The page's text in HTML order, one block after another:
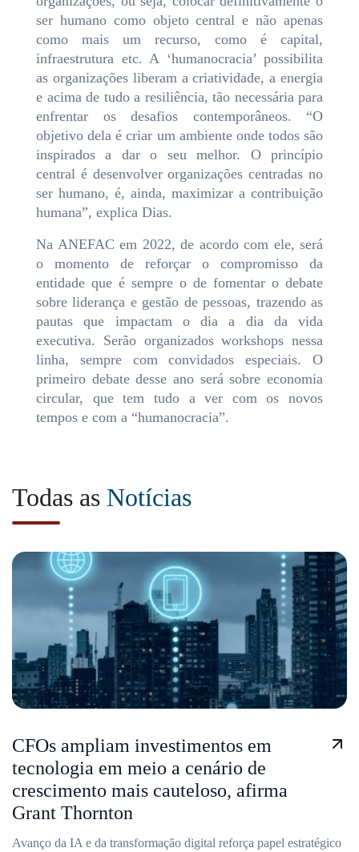
ser humano como objeto central e não apenas
como mais um recurso, como é capital,
infraestrutura etc. A ‘humanocracia’ possibilita
as organizações liberam a criatividade, a energia
e acima de tudo a resiliência, tão necessária para
enfrentar os desafios contemporâneos. “O
objetivo dela é criar um ambiente onde todos são
inspirados a dar o seu melhor. O princípio
central é desenvolver organizações centradas no
ser humano, é, ainda, maximizar a contribuição
humana”, explica Dias.
Na ANEFAC em 2022, de acordo com ele, será
o momento de reforçar o compromisso da
entidade que é sempre o de fomentar o debate
sobre liderança e gestão de pessoas, trazendo as
pautas que impactam o dia a dia da vida
executiva. Serão organizados workshops nessa
linha, sempre com convidados especiais. O
primeiro debate desse ano será sobre economia
circular, que tem tudo a ver com os novos
tempos e com a “humanocracia”.
Todas as Notícias
CFOs ampliam investimentos em
tecnologia em meio a cenário de
crescimento mais cauteloso, afirma
Grant Thornton
Avanço da IA e da transformação digital reforça papel estratégico